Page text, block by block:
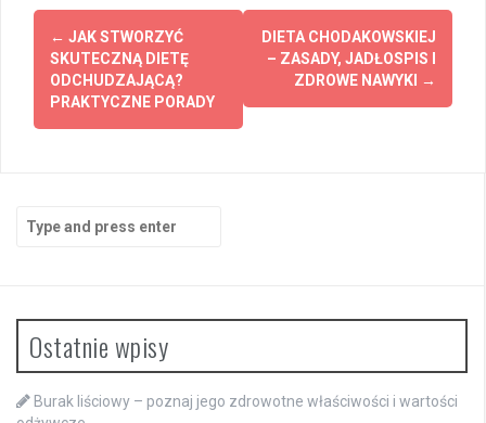
Post
navigation
← JAK STWORZYĆ
SKUTECZNĄ DIETĘ
ODCHUDZAJĄCĄ?
PRAKTYCZNE PORADY
DIETA CHODAKOWSKIEJ
– ZASADY, JADŁOSPIS I
ZDROWE NAWYKI
→
for:
Ostatnie wpisy
Burak liściowy – poznaj jego zdrowotne właściwości i wartości